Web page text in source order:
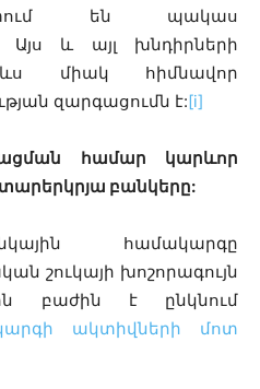
են պակաս
Այս և այլ խնդիրների
միակ հիմնավոր
զարգացումն է:[i]
համար կարևոր
բանկերը:
համակարգը
շուկայի խոշորագույն
բաժին է ընկնում
ակտիվների մոտ